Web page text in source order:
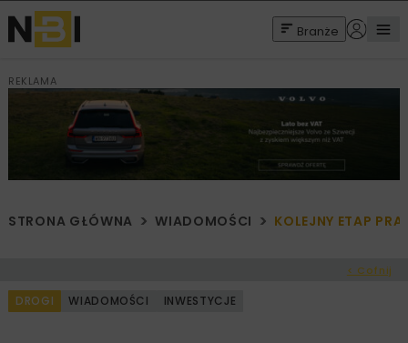
Branże
REKLAMA
STRONA GŁÓWNA WIADOMOŚCI KOLEJNY ETAP
< Cofnij
DROGI WIADOMOŚCI INWESTYCJE